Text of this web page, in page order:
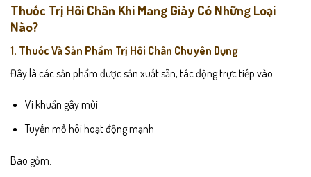
Thuốc Trị Hôi Chân Khi Mang Giày Có Những Loại
Nào?
1. Thuốc Và Sản Phẩm Trị Hôi Chân Chuyên Dụng
Đây là các sản phẩm được sản xuất sẵn, tác động trực tiếp vào:
Vi khuẩn gây mùi
Tuyến mồ hôi hoạt động mạnh
Bao gồm: